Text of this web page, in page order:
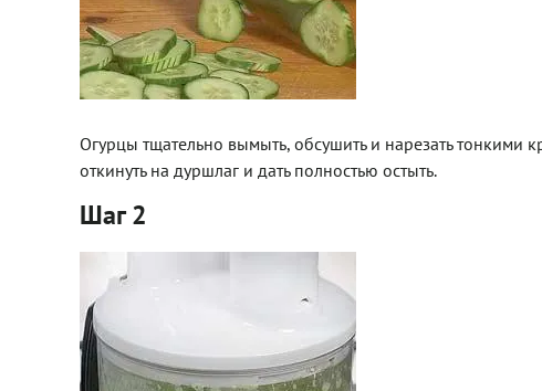
Огурцы тщательно вымыть, обсушить и нарезать тонкими
откинуть на дуршлаг и дать полностью остыть.
Шаг 2